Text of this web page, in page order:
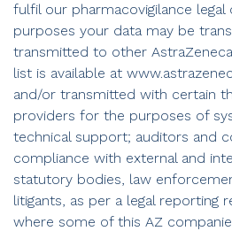
fulfil our pharmacovigilance legal
purposes your data may be
transmitted to other
list is available at
and/or transmitted with certain
providers for the purposes of
technical support; auditors and
compliance with external and
statutory bodies, law
litigants, as per a legal reporting
where some of this AZ